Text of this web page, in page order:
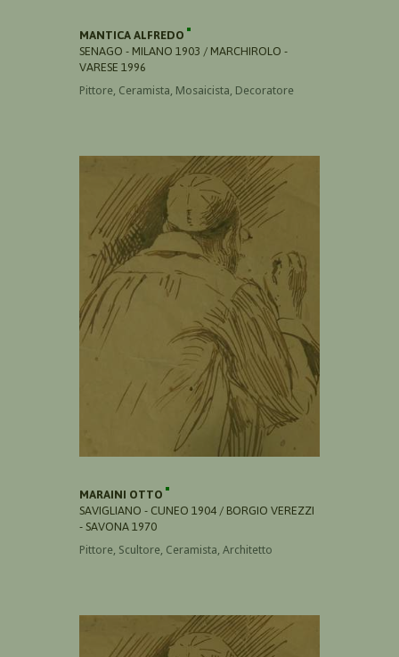
MANTICA ALFREDO
SENAGO - MILANO 1903 / MARCHIROLO -
VARESE 1996
Pittore, Ceramista, Mosaicista, Decoratore
MARAINI OTTO
SAVIGLIANO - CUNEO 1904 / BORGIO VEREZZI
- SAVONA 1970
Pittore, Scultore, Ceramista, Architetto